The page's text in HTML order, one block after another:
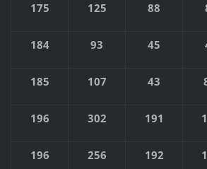
175 125 88
184 93 45
185 107 43
196 302 191
196 256 192